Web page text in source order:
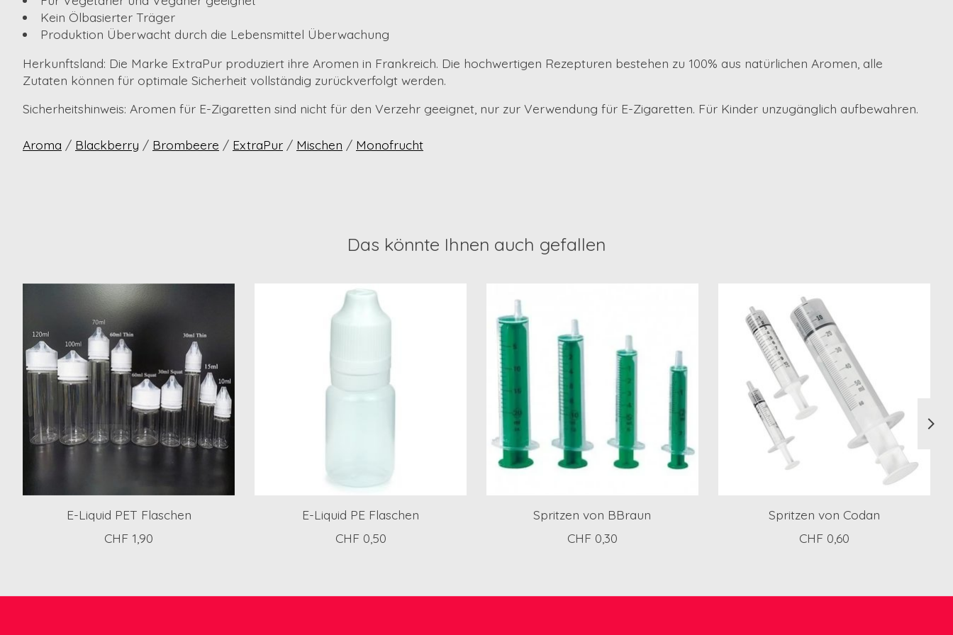
Kein Ölbasierter Träger
Produktion Überwacht durch die Lebensmittel Überwachung
Herkunftsland: Die Marke ExtraPur produziert ihre Aromen in Frankreich. Die hochwertigen Rezepturen bestehen zu 100% aus natürlichen Aromen, alle
Zutaten können für optimale Sicherheit vollständig zurückverfolgt werden.
Sicherheitshinweis: Aromen für E-Zigaretten sind nicht für den Verzehr geeignet, nur zur Verwendung für E-Zigaretten. Für Kinder unzugänglich aufbewahren.
Aroma / Blackberry / Brombeere / ExtraPur / Mischen / Monofrucht
Das könnte Ihnen auch gefallen
Produkt-Karussell-Artikel
E-Liquid PET Flaschen
CHF 1,90
E-Liquid PE Flaschen
CHF 0,50
Spritzen von BBraun
CHF 0,30
Spritzen von Codan
CHF 0,60